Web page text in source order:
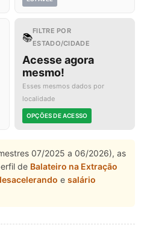
📚
FILTRE POR
ESTADO/CIDADE
Acesse agora
mesmo!
Esses mesmos dados por
localidade
OPÇÕES DE ACESSO
07/2025 a 06/2026), as
de Balateiro na Extração
e salário